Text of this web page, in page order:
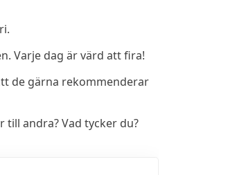
Varje dag är värd att fira!
de gärna rekommenderar
till andra? Vad tycker du?